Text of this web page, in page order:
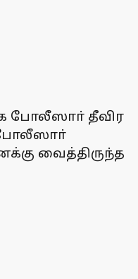
போலீஸாா் தீவிர
போலீஸாா்
வைத்திருந்த